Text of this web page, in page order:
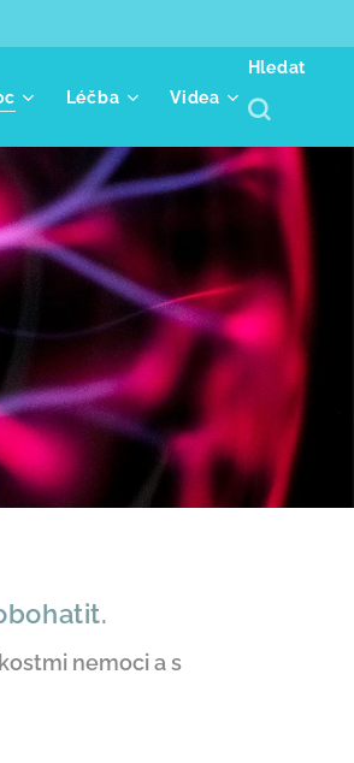
Léčba Videa
Hledat
nemoci a s